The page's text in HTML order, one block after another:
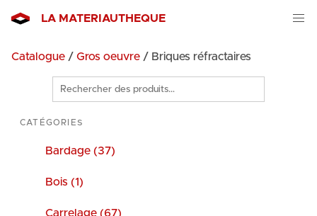
LA MATERIAUTHEQUE
Catalogue / Gros oeuvre / Briques réfractaires
Rechercher
des
produits
CATÉGORIES
Bardage (37)
Bois (1)
Carrelage (67)